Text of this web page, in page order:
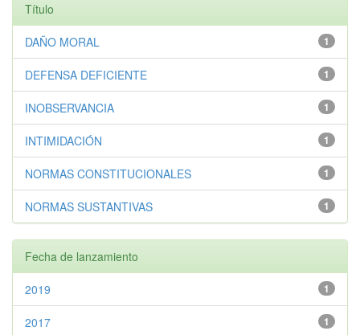
Título
1
DAÑO MORAL
1
DEFENSA DEFICIENTE
1
INOBSERVANCIA
1
INTIMIDACIÓN
1
NORMAS CONSTITUCIONALES
1
NORMAS SUSTANTIVAS
Fecha de lanzamiento
1
2019
1
2017